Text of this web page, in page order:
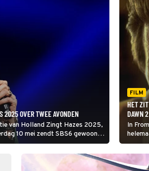
2025 OVER TWEE AVONDEN
van Holland Zingt Hazes 2025,
10 mei zendt SBS6 gewoon
FILM
HET
DAWN
In
de